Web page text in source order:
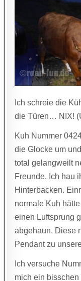
Ich schreie die
die Türen… NIX!
Kuh Nummer
die Glocke um
total gelangweilt
Freunde. Ich hau
Hinterbacken.
normale Kuh
einen Luftsprung
abgehaun. Diese
Pendant zu
Ich versuche
mich ein